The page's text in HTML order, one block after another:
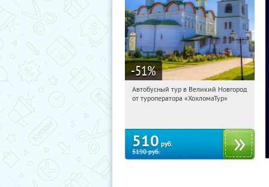
-51%
09:40:36 Купили:2
Автобусный тур в Великий Новгород
от туроператора «ХохломаТур»
510 руб.
5190руб.